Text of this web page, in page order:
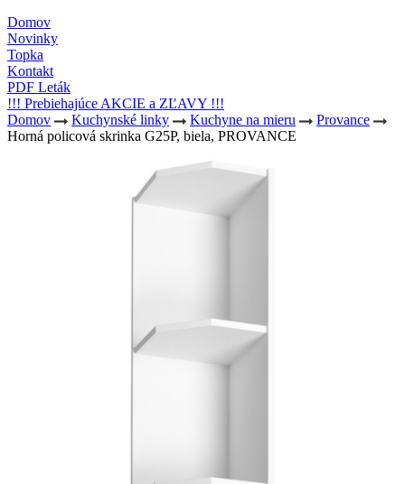
Domov
Novinky
Topka
Kontakt
PDF Leták
!!! Prebiehajúce AKCIE a ZĽAVY !!!
Domov
Kuchynské linky Kuchyne na mieru
Provance
Horná policová skrinka G25P, biela, PROVANCE